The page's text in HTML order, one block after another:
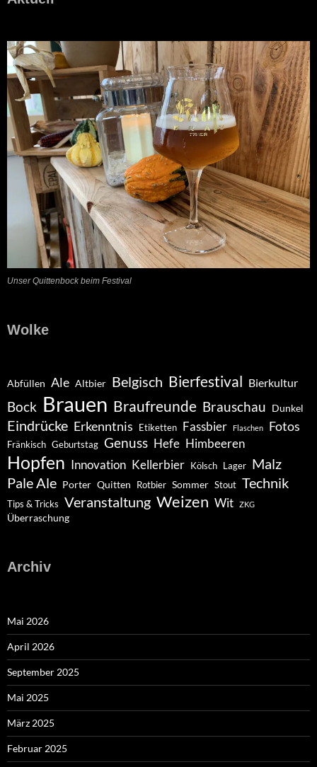
Unser Quittenbock beim Festival
Wolke
Abfüllen Ale Altbier Belgisch Bierfestival Bierkultur
Bock Brauen Braufreunde Brauschau Dunkel
Eindrücke Erkenntnis Etiketten Fassbier Flaschen Fotos
Fränkisch Geburtstag Genuss Hefe Himbeeren
Hopfen Innovation Kellerbier Kölsch Lager Malz
Pale Ale Porter Quitten Rotbier Sommer Stout Technik
Tips & Tricks Veranstaltung Weizen Wit ZKG
Überraschung
Archiv
Mai 2026
April 2026
September 2025
Mai 2025
März 2025
Februar 2025